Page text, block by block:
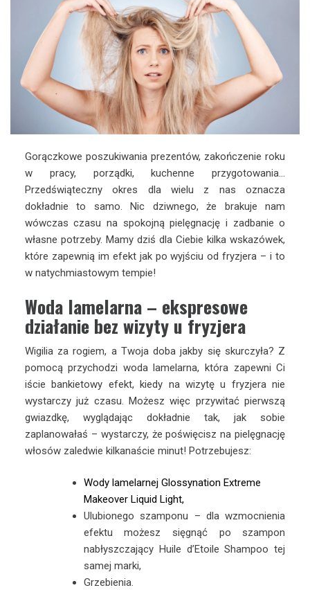
Gorączkowe poszukiwania prezentów, zakończenie roku
w pracy, porządki, kuchenne przygotowania…
Przedświąteczny okres dla wielu z nas oznacza
dokładnie to samo. Nic dziwnego, że brakuje nam
wówczas czasu na spokojną pielęgnację i zadbanie o
własne potrzeby. Mamy dziś dla Ciebie kilka wskazówek,
które zapewnią im efekt jak po wyjściu od fryzjera – i to
w natychmiastowym tempie!
Woda lamelarna – ekspresowe
działanie bez wizyty u fryzjera
Wigilia za rogiem, a Twoja doba jakby się skurczyła? Z
pomocą przychodzi woda lamelarna, która zapewni Ci
iście bankietowy efekt, kiedy na wizytę u fryzjera nie
wystarczy już czasu. Możesz więc przywitać pierwszą
gwiazdkę, wyglądając dokładnie tak, jak sobie
zaplanowałaś – wystarczy, że poświęcisz na pielęgnację
włosów zaledwie kilkanaście minut! Potrzebujesz:
Wody lamelarnej Glossynation Extreme
Makeover Liquid Light,
Ulubionego szamponu – dla wzmocnienia
efektu możesz sięgnąć po szampon
nabłyszczający Huile d’Etoile Shampoo tej
samej marki,
Grzebienia.